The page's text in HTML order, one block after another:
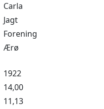
Carla
Jagt
Forening
Ærø
1922
14,00
11,13